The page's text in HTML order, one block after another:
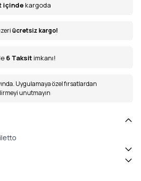
içinde kargoda
ücretsiz kargo!
6 Taksit imkanı!
Uygulamaya özel fırsatlardan
unutmayın